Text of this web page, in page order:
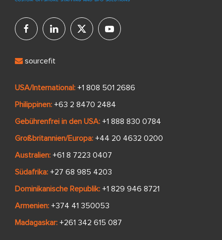
sourcefit
USA/International: +1 808 501 2686
Philippinen: +63 2 8470 2484
Gebührenfrei in den USA: +1 888 830 0784
Großbritannien/Europa: +44 20 4632 0200
Australien: +61 8 7223 0407
Südafrika: +27 68 985 4203
Dominikanische Republik: +1 829 946 8721
Armenien: +374 41 350053
Madagaskar: +261 342 615 087